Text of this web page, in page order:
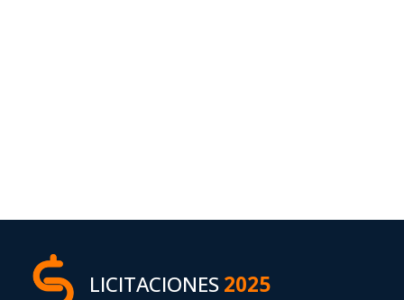
LICITACIONES2025